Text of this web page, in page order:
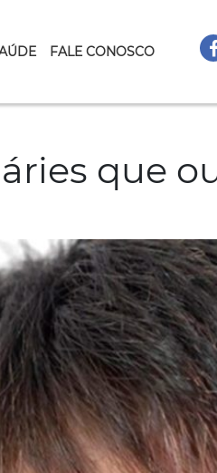
FALE CONOSCO
que